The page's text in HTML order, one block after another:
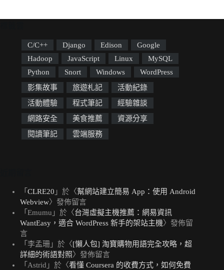
C/C++ Django Edison
Google
Hadoop
JavaScript Linux
MySQL
Python
Snort Windows
WordPress
影集故事
旅遊札記
活動紀錄
活動體驗
程式筆記
經驗雜談
網路安全
美食推薦
資源分享
閱讀筆記
雲端服務
「 CLRE20 」於〈幫網站建立簡易 App：使用 Android
Webview〉發佈留言
「 Emumu 」於〈台灣虛擬主機推薦：網易資訊
WantEasy，適合 WordPress 新手的架站主機〉發佈留
言
「 李孟珊 」於〈[懶人包] 淘寶購物用語完全攻略，超
詳細的術語對照〉發佈留言
「 Astrid 」於〈看懂 Coursera 的收費方式，如何免費